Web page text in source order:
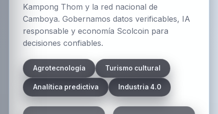
Kampong Thom y la red nacional de
Camboya. Gobernamos datos verificables, IA
responsable y economía Scolcoin para
decisiones confiables.
Agrotecnología Turismo cultural
Analítica predictiva Industria 4.0